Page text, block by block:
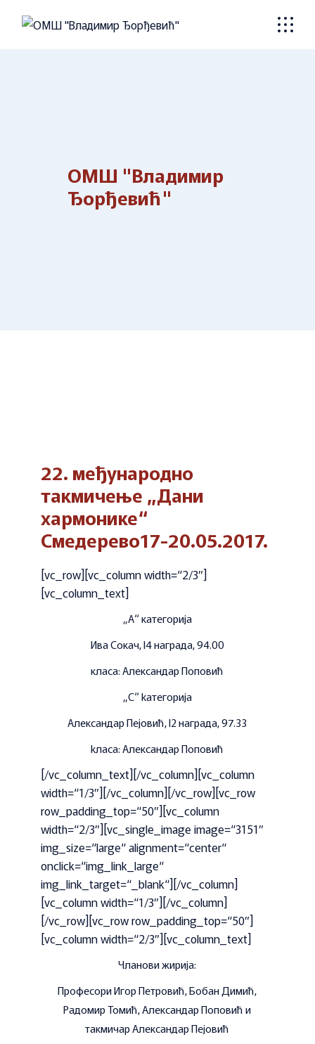
ОМШ "Владимир
Ђорђевић"
22. међународно
такмичење „Дани
хармонике“
Смедерево17-20.05.2017.
[vc_row][vc_column width=“2/3″]
[vc_column_text]
„А“ категорија
Ива Сокач, I4 награда, 94.00
класа: Александар Поповић
„С“ kатегорија
Александар Пејовић, I2 награда, 97.33
kласа: Aлександар Поповић
[/vc_column_text][/vc_column][vc_column
width=“1/3″][/vc_column][/vc_row][vc_row
row_padding_top=“50″][vc_column
width=“2/3″][vc_single_image image=“3151″
img_size=“large“ alignment=“center“
onclick=“img_link_large“
img_link_target=“_blank“][/vc_column]
[vc_column width=“1/3″][/vc_column]
[/vc_row][vc_row row_padding_top=“50″]
[vc_column width=“2/3″][vc_column_text]
Чланови жирија:
Професори Игор Петровић, Бобан Димић,
Радомир Томић, Александар Поповић и
такмичар Александар Пејовић